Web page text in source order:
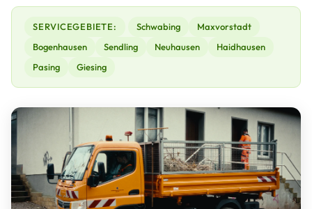
SERVICEGEBIETE: Schwabing
Maxvorstadt
Bogenhausen
Sendling Neuhausen
Haidhausen
Pasing
Giesing